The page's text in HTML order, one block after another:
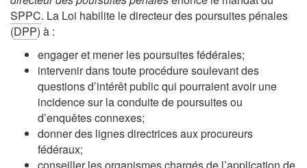
SPPC. La Loi habilite le directeur des poursuites pénales
(DPP) à :
engager et mener les poursuites fédérales;
intervenir dans toute procédure soulevant des
questions d’intérêt public qui pourraient avoir une
incidence sur la conduite de poursuites ou
d’enquêtes connexes;
donner des lignes directrices aux procureurs
fédéraux;